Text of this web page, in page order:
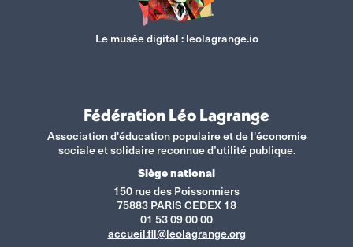
Le musée digital :leolagrange.io
Fédération Léo Lagrange
Association d'éducation populaire et de l'économie
sociale et solidaire reconnue d’utilité publique.
Siège national
150 rue des Poissonniers
75883 PARIS CEDEX 18
01 53 09 00 00
accueil.fll@leolagrange.org